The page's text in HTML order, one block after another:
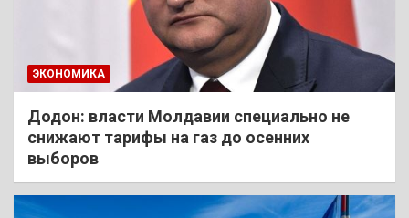
ЭКОНОМИКА
Додон: власти Молдавии специально не
снижают тарифы на газ до осенних
выборов